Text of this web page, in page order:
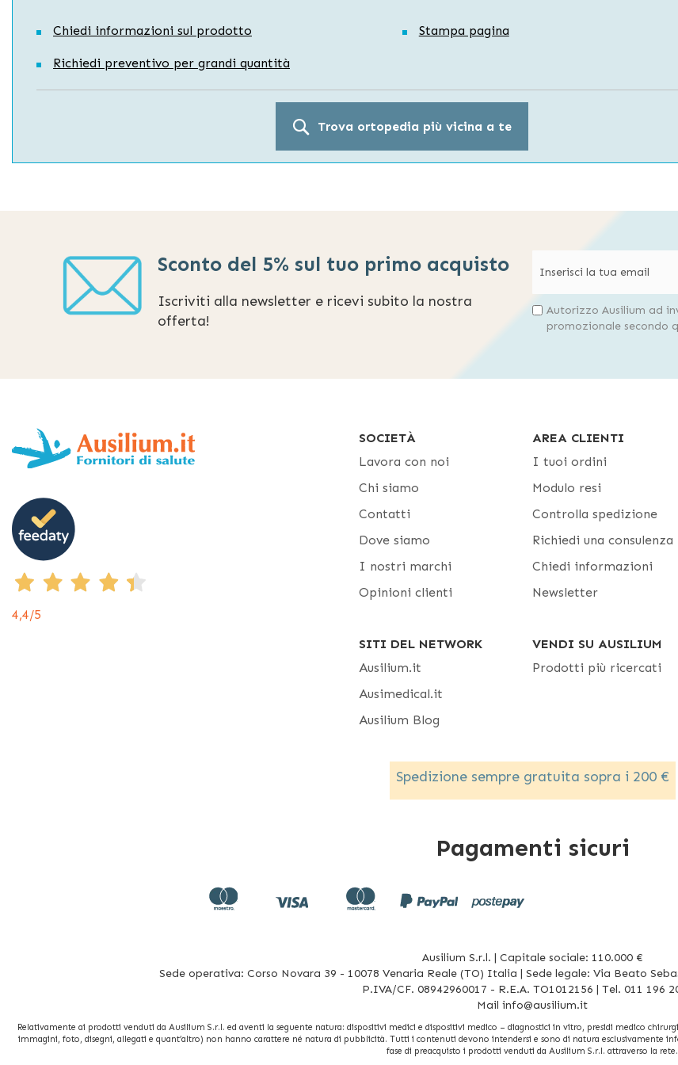
Chiedi informazioni sul prodotto Stampa pagina
Richiedi preventivo per grandi quantità
Trova ortopedia più vicina a te
Sconto del 5% sul tuo primo acquisto
Iscriviti alla newsletter e ricevi subito la nostra
offerta!
Autorizzo Ausilium ad
promozionale secondo
4,4/5
SOCIETÀ
Lavora con noi
Chi siamo
Contatti
Dove siamo
I nostri marchi
Opinioni clienti
SITI DEL NETWORK
Ausilium.it
Ausimedical.it
Ausilium Blog
AREA CLIENTI
I tuoi ordini
Modulo resi
Controlla spedizione
Richiedi una consulenza
Chiedi informazioni
Newsletter
VENDI SU AUSILIUM
Prodotti più ricercati
Spedizione sempre gratuita sopra i 200 €
Pagamenti sicuri
Ausilium S.r.l. | Capitale sociale: 110.000 €
Sede operativa: Corso Novara 39 - 10078 Venaria Reale (TO) Italia | Sede legale: Via Beato
P.IVA/CF. 08942960017 - R.E.A. TO1012156 | Tel. 011 196
Mail info@ausilium.it
Relativamente ai prodotti venduti da Ausilium S.r.l. ed aventi la seguente natura: dispositivi medici e dispositivi medico – diagnostici in vitro, presidi medico
immagini, foto, disegni, allegati e quant’altro) non hanno carattere né natura di pubblicità. Tutti i contenuti devono intendersi e sono di natura esclusivamente
fase di preacquisto i prodotti venduti da Ausilium S.r.l. attraverso la rete.